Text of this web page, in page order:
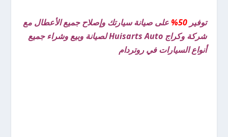
توفير50%
على صيانة سيارتك وإصلاح جميع الأعطال مع
شركة وكراج Huisarts Auto لصيانة وبيع وشراء جميع
أنواع السيارات في روتردام